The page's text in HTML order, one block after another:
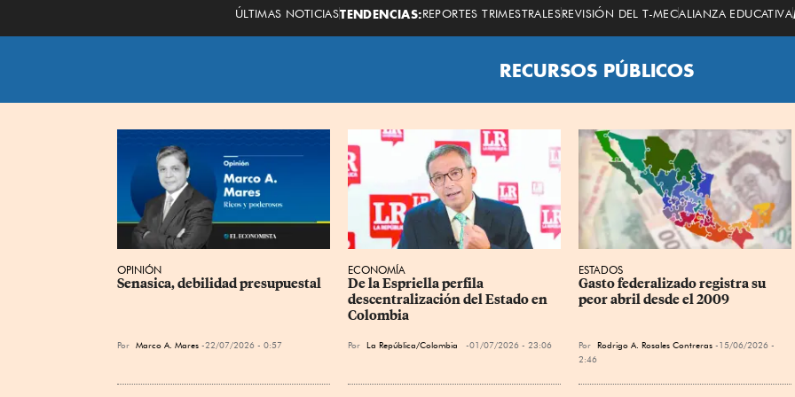
ÚLTIMAS NOTICIASTENDENCIAS:REPORTES TRIMESTRALESREVISIÓN DEL T-MECALIANZA EDUCATIVA
RECURSOS PÚBLICOS
OPINIÓN
Senasica, debilidad presupuestal
Por Marco A. Mares 22/07/2026 - 0:57
ECONOMÍA
De la Espriella perfila
descentralización del Estado en
Colombia
Por La República/Colombia 01/07/2026 - 23:06
ESTADOS
Gasto federalizado registra su
peor abril desde el 2009
Por Rodrigo A. Rosales Contreras
15/06/2026 -
2:46